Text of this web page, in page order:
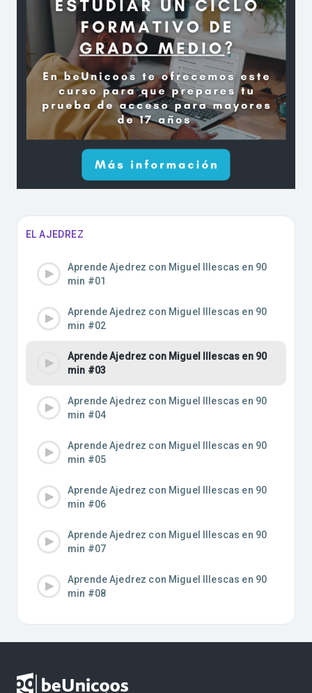
EL AJEDREZ
Aprende Ajedrez con Miguel Illescas en 90
min #01
Aprende Ajedrez con Miguel Illescas en 90
min #02
Aprende Ajedrez con Miguel Illescas en 90
min #03
Aprende Ajedrez con Miguel Illescas en 90
min #04
Aprende Ajedrez con Miguel Illescas en 90
min #05
Aprende Ajedrez con Miguel Illescas en 90
min #06
Aprende Ajedrez con Miguel Illescas en 90
min #07
Aprende Ajedrez con Miguel Illescas en 90
min #08